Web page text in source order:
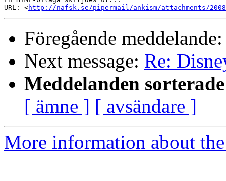
URL: <http://nafsk.se/pipermail/ankism/attachments/
Föregående
Next message: Re:
Meddelanden
[ ämne ] [ avsändare ]
More information about